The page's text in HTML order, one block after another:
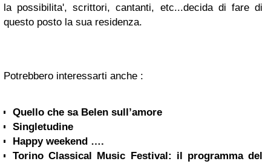
la possibilita', scrittori, cantanti, etc...decida di fare di
questo posto la sua residenza.
Potrebbero interessarti anche :
Quello che sa Belen sull’amore
Singletudine
Happy weekend ….
Torino Classical Music Festival: il programma del